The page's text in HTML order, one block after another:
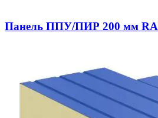
Панель ППУ/ПИР 200 мм